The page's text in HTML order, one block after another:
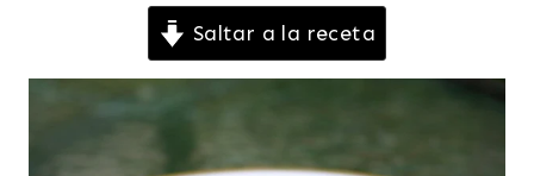
Saltar a la receta